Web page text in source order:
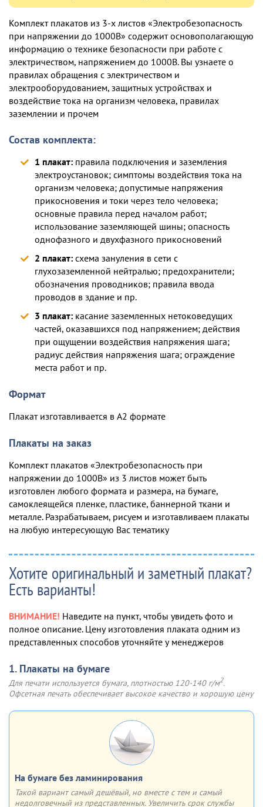
Комплект плакатов из 3-х листов «Электробезопасность
при напряжении до 1000В» содержит основополагающую
информацию о технике безопасности при работе с
электричеством, напряжением до 1000В. Вы узнаете о
правилах обращения с электричеством и
электрооборудованием, защитных устройствах и
воздействие тока на организм человека, правилах
заземлении и прочем
Состав комплекта:
1 плакат: правила подключения и заземления
электроустановок; симптомы воздействия тока на
организм человека; допустимые напряжения
прикосновения и токи через тело человека;
основные правила перед началом работ;
использование заземляющей шины; опасность
однофазного и двухфазного прикосновений
2 плакат: схема зануления в сети с
глухозаземленной нейтралью; предохранители;
обозначения проводников; правила ввода
проводов в здание и пр.
3 плакат: касание заземленных нетоковедущих
частей, оказавшихся под напряжением; действия
при ощущении воздействия напряжения шага;
радиус действия напряжения шага; ограждение
места работ и пр.
Формат
Плакат изготавливается в А2 формате
Плакаты на заказ
Комплект плакатов «Электробезопасность при
напряжении до 1000В» из 3 листов может быть
изготовлен любого формата и размера, на бумаге,
самоклеящейся пленке, пластике, баннерной ткани и
металле. Разрабатываем, рисуем и изготавливаем плакаты
на любую интересующую Вас тематику
Хотите оригинальный и заметный плакат?
Есть варианты!
ВНИМАНИЕ! Наведите на пункт, чтобы увидеть фото и
полное описание. Цену изготовления плаката одним из
представленных способов уточняйте у менеджеров
1. Плакаты на бумаге
Для печати используется бумага, плотностью 120-140 г/м2.
Офсетная печать обеспечивает высокое качество и хорошую цену
На бумаге без ламинирования
Такой вариант самый дешёвый, но вместе с тем и самый
недолговечный из представленных. Увеличить срок службы